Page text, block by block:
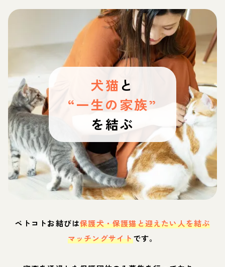
犬猫 と
“一生の家族”
を結ぶ
ペトコトお結びは保護犬・保護猫と迎えたい人を結ぶ
マッチングサイトです。